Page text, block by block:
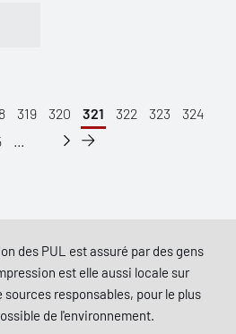
319 320 321 322 323
324
...
des PUL est assuré par des gens
est elle aussi locale sur
sources responsables, pour le plus
de l'environnement.